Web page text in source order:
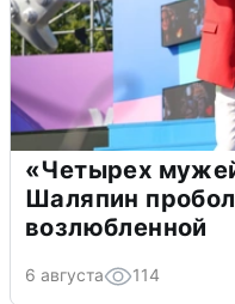
«Четырех
Шаляпин
возлюбленной
6 августа 114